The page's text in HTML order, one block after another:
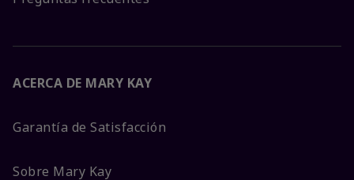
ACERCA DE MARY KAY
Garantía de Satisfacción
Sobre Mary Kay